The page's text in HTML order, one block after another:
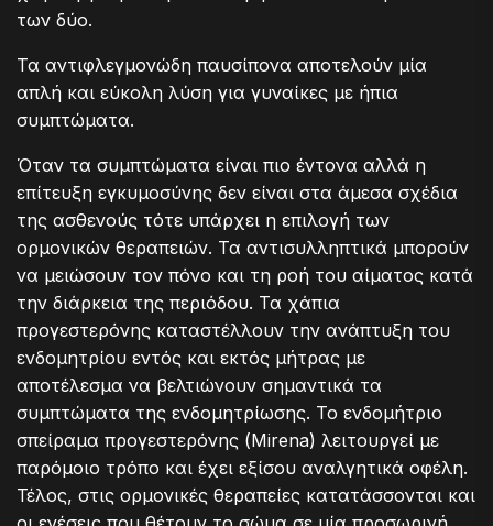
των δύο.
Τα αντιφλεγμονώδη παυσίπονα αποτελούν μία
απλή και εύκολη λύση για γυναίκες με ήπια
συμπτώματα.
Όταν τα συμπτώματα είναι πιο έντονα αλλά η
επίτευξη εγκυμοσύνης δεν είναι στα άμεσα σχέδια
της ασθενούς τότε υπάρχει η επιλογή των
ορμονικών θεραπειών. Τα αντισυλληπτικά μπορούν
να μειώσουν τον πόνο και τη ροή του αίματος κατά
την διάρκεια της περιόδου. Τα χάπια
προγεστερόνης καταστέλλουν την ανάπτυξη του
ενδομητρίου εντός και εκτός μήτρας με
αποτέλεσμα να βελτιώνουν σημαντικά τα
συμπτώματα της ενδομητρίωσης. Το ενδομήτριο
σπείραμα προγεστερόνης (Mirena) λειτουργεί με
παρόμοιο τρόπο και έχει εξίσου αναλγητικά οφέλη.
Τέλος, στις ορμονικές θεραπείες κατατάσσονται και